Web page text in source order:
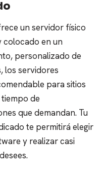
un servidor físico
colocado en un
personalizado de
los servidores
para sitios
de
que demandan. Tu
te permitirá elegir
y realizar casi